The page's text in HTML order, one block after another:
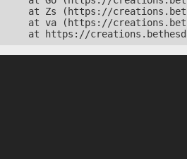
at Zs (https://
at va (https://
at https://